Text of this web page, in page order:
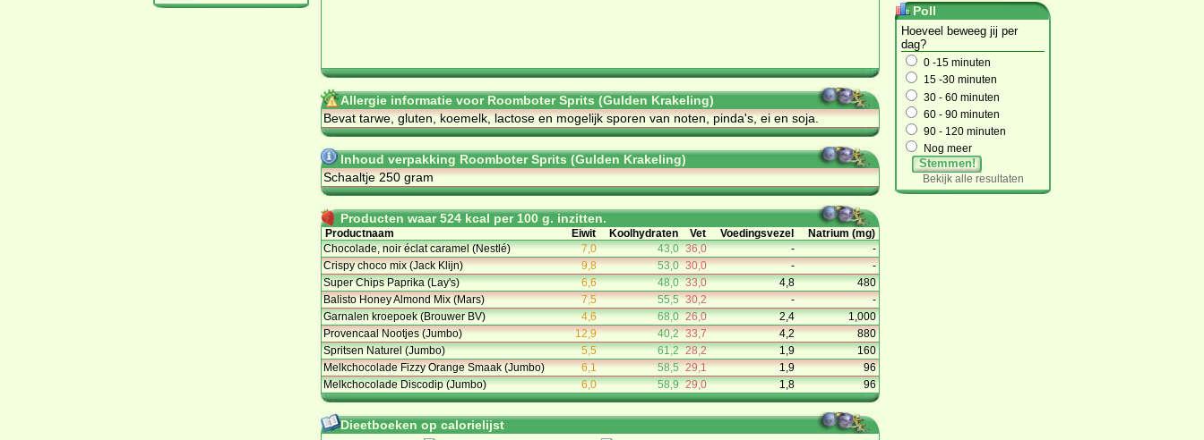
Allergie informatie voor Roomboter Sprits (Gulden Krakeling)
Bevat tarwe, gluten, koemelk, lactose en mogelijk sporen van noten, pinda's, ei en soja.
Inhoud verpakking Roomboter Sprits (Gulden Krakeling)
Schaaltje 250 gram
Producten waar 524 kcal per 100 g. inzitten.
Productnaam Eiwit Koolhydraten Vet Voedingsvezel
Natrium (mg)
Chocolade, noir éclat caramel (Nestlé)
7,0 43,0 36,0 -
-
Crispy choco mix (Jack Klijn)
9,8 53,0 30,0 -
-
Super Chips Paprika (Lay's)
6,6 48,0 33,0 4,8
480
Balisto Honey Almond Mix (Mars)
7,5 55,5 30,2 -
-
Garnalen kroepoek (Brouwer BV)
4,6 68,0 26,0 2,4
1,000
Provencaal Nootjes (Jumbo)
12,9 40,2 33,7 4,2
880
Spritsen Naturel (Jumbo)
5,5 61,2 28,2 1,9
160
Melkchocolade Fizzy Orange Smaak (Jumbo)
6,1 58,5 29,1 1,9
96
Melkchocolade Discodip (Jumbo)
6,0 58,9 29,0 1,8 96
Dieetboeken op calorielijst
Poll
Hoeveel beweeg jij per
dag?
0 -15 minuten
15 -30 minuten
30 - 60 minuten
60 - 90 minuten
90 - 120 minuten
Nog meer
Stemmen!
Bekijk alle resultaten